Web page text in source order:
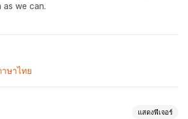
we can.
ษาไทย
แสดงฟีเจอร์